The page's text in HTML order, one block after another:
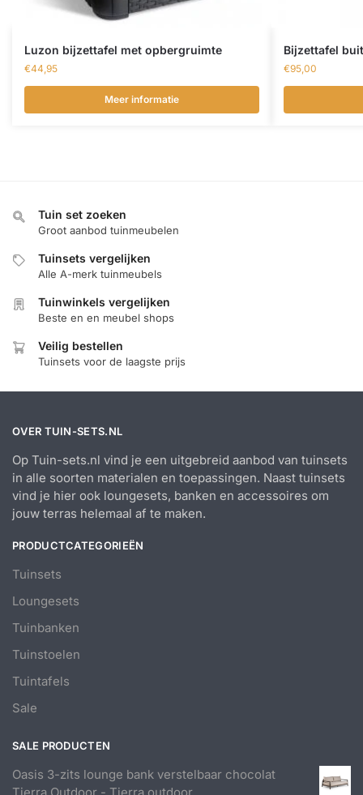
Luzon bijzettafel met opbergruimte
€44,95
Meer informatie
Bijzettafel
€95,00
Tuin set zoeken
Groot aanbod tuinmeubelen
Tuinsets vergelijken
Alle A-merk tuinmeubels
Tuinwinkels vergelijken
Beste en en meubel shops
Veilig bestellen
Tuinsets voor de laagste prijs
OVER TUIN-SETS.NL
Op Tuin-sets.nl vind je een uitgebreid aanbod van tuinsets
in alle soorten materialen en toepassingen. Naast tuinsets
vind je hier ook loungesets, banken en accessoires om
jouw terras helemaal af te maken.
PRODUCTCATEGORIEËN
Tuinsets
Loungesets
Tuinbanken
Tuinstoelen
Tuintafels
Sale
SALE PRODUCTEN
Oasis 3-zits lounge bank verstelbaar chocolat